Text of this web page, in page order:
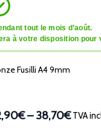
tout le mois d’août.
à votre disposition
Fusilli A4 9mm
–38,70€TVA